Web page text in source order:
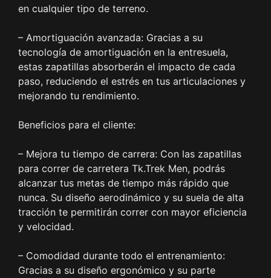
en cualquier tipo de terreno.
– Amortiguación avanzada: Gracias a su
tecnología de amortiguación en la entresuela,
estas zapatillas absorberán el impacto de cada
paso, reduciendo el estrés en tus articulaciones y
mejorando tu rendimiento.
Beneficios para el cliente:
– Mejora tu tiempo de carrera: Con las zapatillas
para correr de carretera Tk.Trek Men, podrás
alcanzar tus metas de tiempo más rápido que
nunca. Su diseño aerodinámico y su suela de alta
tracción te permitirán correr con mayor eficiencia
y velocidad.
– Comodidad durante todo el entrenamiento:
Gracias a su diseño ergonómico y su parte